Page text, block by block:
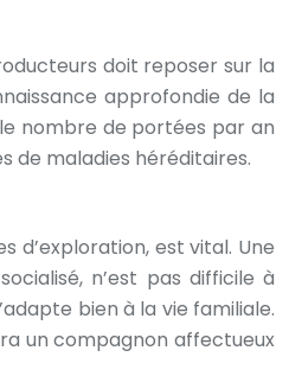
doit reposer sur la
approfondie de la
nombre de portées par an
de maladies héréditaires.
d’exploration, est vital. Une
n’est pas difficile à
bien à la vie familiale.
un compagnon affectueux